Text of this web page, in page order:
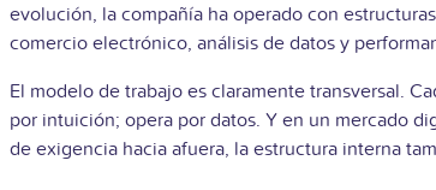
evolución, la compañía ha operado con
comercio electrónico, análisis de datos y
El modelo de trabajo es claramente transversal.
por intuición; opera por datos. Y en un mercado
de exigencia hacia afuera, la estructura interna